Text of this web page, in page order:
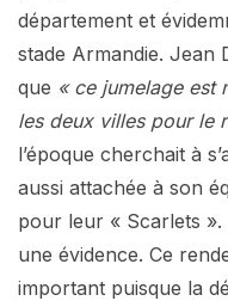
département et
stade Armandie. Jean
que « ce jumelage est
les deux villes pour le
l’époque cherchait à
aussi attachée à son
pour leur « Scarlets
une évidence. Ce
important puisque la